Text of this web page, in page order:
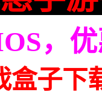
，
盒子下